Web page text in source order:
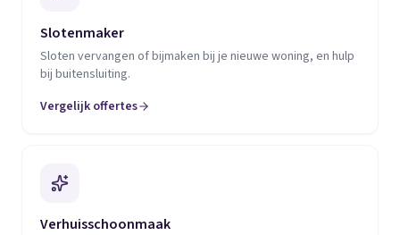
Slotenmaker
Sloten vervangen of bijmaken bij je nieuwe woning, en hulp
bij buitensluiting.
Vergelijk offertes
(opent in een nieuw tabblad)
Verhuisschoonmaak